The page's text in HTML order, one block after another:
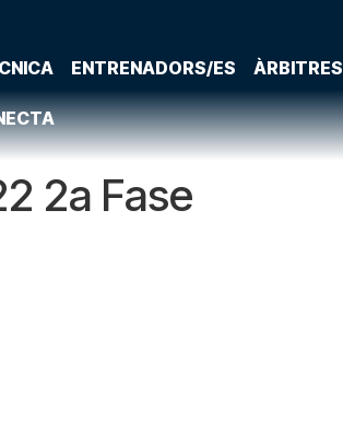
ENTRENADORS/ES ÀRBITRES
2a Fase